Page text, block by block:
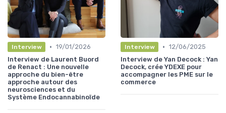
Interview • 19/01/2026
Interview de Laurent Buord
de Renact : Une nouvelle
approche du bien-être
approche autour des
neurosciences et du
Système Endocannabinoïde
Interview • 12/06/2025
Interview de Yan Decock : Yan
Decock, crée YDEXE pour
accompagner les PME sur le
commerce